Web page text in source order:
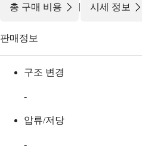
총 구매 비용 | 시세 정보
판매정보
구조 변경
-
압류/저당
-